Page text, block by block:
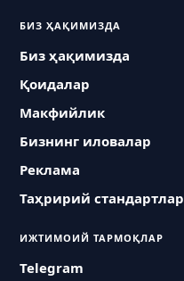
БИЗ ҲАҚИМИЗДА
Биз ҳақимизда
Қоидалар
Макфийлик
Бизнинг иловалар
Реклама
Таҳририй стандартлар
ИЖТИМОИЙ ТАРМОҚЛАР
Telegram